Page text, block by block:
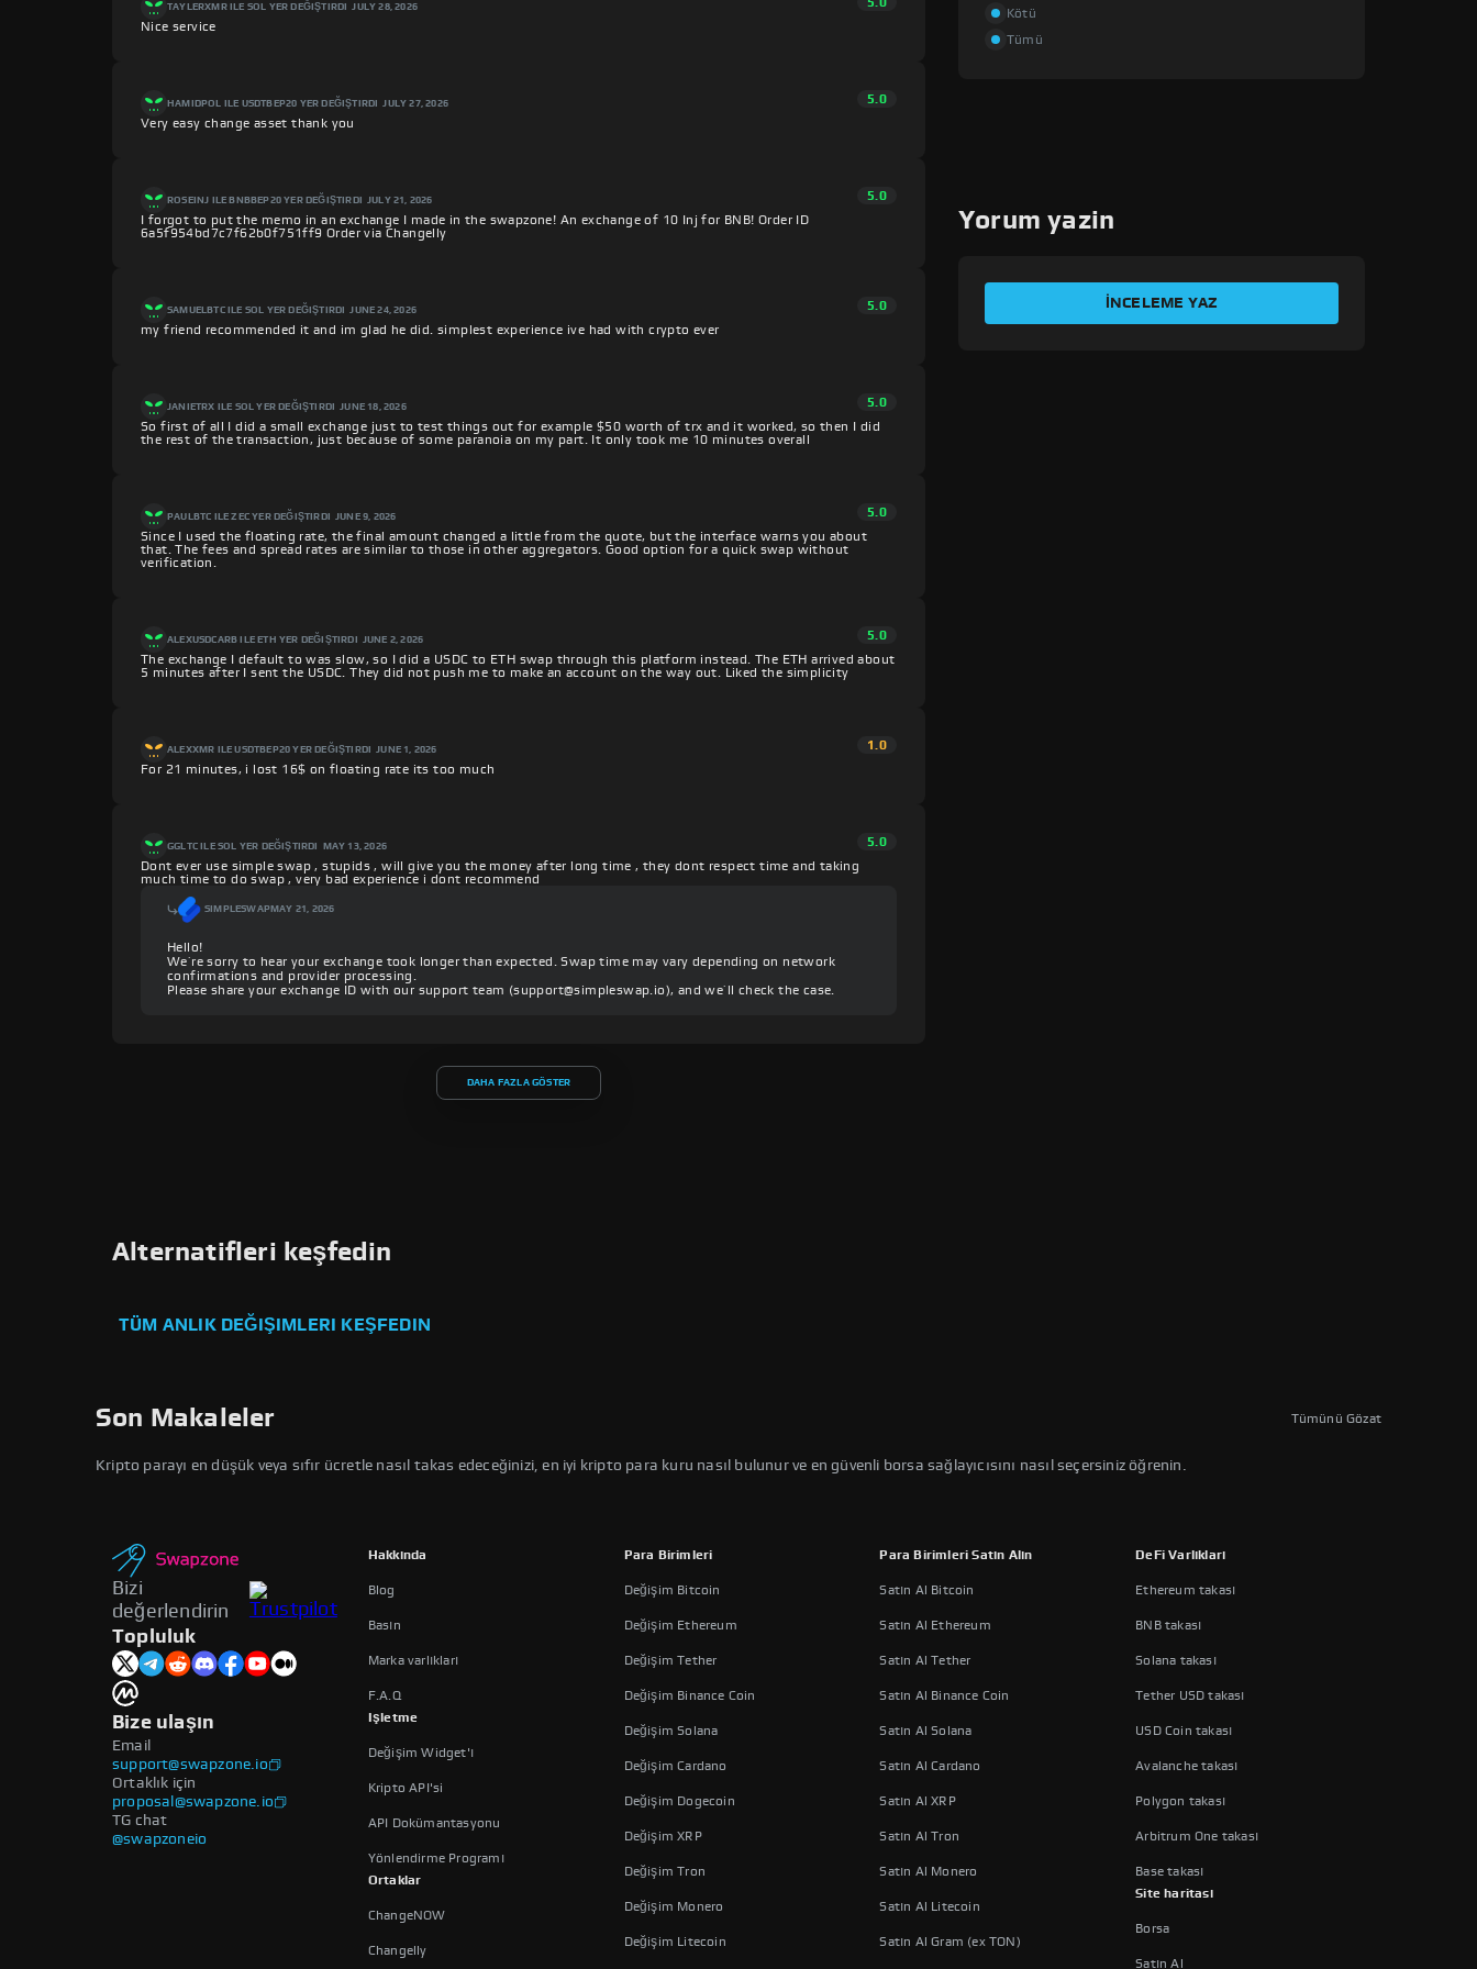
TAYLERXMR ILE SOL YER DEĞIŞTIRDI JULY 28, 2026
Nice service
HAMID POL ILE USDTBEP20 YER DEĞIŞTIRDI JULY 27, 2026
5.0
Very easy change asset thank you
ROSEINJ ILE BNBBEP20 YER DEĞIŞTIRDI JULY 21, 2026
5.0
I forgot to put the memo in an exchange I made in the swapzone! An exchange of 10 Inj for BNB! Order ID
6a5f954bd7c7f62b0f751ff9 Order via Changelly
SAMUEL BTC ILE SOL YER DEĞIŞTIRDI JUNE 24, 2026
5.0
my friend recommended it and im glad he did. simplest experience ive had with crypto ever
JANIETRX ILE SOL YER DEĞIŞTIRDI JUNE 18, 2026
5.0
So first of all I did a small exchange just to test things out for example $50 worth of trx and it worked, so then I did
the rest of the transaction, just because of some paranoia on my part. It only took me 10 minutes overall
PAUL BTC ILE ZEC YER DEĞIŞTIRDI JUNE 9, 2026
5.0
Since I used the floating rate, the final amount changed a little from the quote, but the interface warns you about
that. The fees and spread rates are similar to those in other aggregators. Good option for a quick swap without
verification.
ALEXUSDCARB ILE ETH YER DEĞIŞTIRDI JUNE 2, 2026
5.0
The exchange I default to was slow, so I did a USDC to ETH swap through this platform instead. The ETH arrived about
5 minutes after I sent the USDC. They did not push me to make an account on the way out. Liked the simplicity
ALEXXMR ILE USDTBEP20 YER DEĞIŞTIRDI JUNE 1, 2026
1.0
For 21 minutes, i lost 16$ on floating rate its too much
GG LTC ILE SOL YER DEĞIŞTIRDI MAY 13, 2026
5.0
Dont ever use simple swap , stupids , will give you the money after long time , they dont respect time and taking
much time to do swap , very bad experience i dont recommend
SIMPLESWAP MAY 21, 2026
Hello!
We’re sorry to hear your exchange took longer than expected. Swap time may vary depending on network
confirmations and provider processing.
Please share your exchange ID with our support team (support@simpleswap.io), and we’ll check the case.
DAHA FAZLA GÖSTER
Kötü
Tümü
Yorum yazin
İNCELEME YAZ
Alternatifleri keşfedin
TÜM ANLIK DEĞIŞIMLERI KEŞFEDIN
Son Makaleler Tümünü Gözat
Kripto parayı en düşük veya sıfır ücretle nasıl takas edeceğinizi, en iyi kripto para kuru nasıl bulunur ve en güvenli borsa sağlayıcısını nasıl seçersiniz öğrenin.
Bizi
değerlendirin
Topluluk
Bize ulaşın
Email
support@swapzone.io
Ortaklık için
proposal@swapzone.io
TG chat
@swapzoneio
Hakkında
Blog
Basın
Marka varlıkları
F.A.Q
Işletme
Değişim Widget'ı
Kripto API'si
API Dokümantasyonu
Yönlendirme Programı
Ortaklar
ChangeNOW
Changelly
Para Birimleri
Değişim Bitcoin
Değişim Ethereum
Değişim Tether
Değişim Binance Coin
Değişim Solana
Değişim Cardano
Değişim Dogecoin
Değişim XRP
Değişim Tron
Değişim Monero
Değişim Litecoin
Para Birimleri Satın Alın
Satın Al Bitcoin
Satın Al Ethereum
Satın Al Tether
Satın Al Binance Coin
Satın Al Solana
Satın Al Cardano
Satın Al XRP
Satın Al Tron
Satın Al Monero
Satın Al Litecoin
Satın Al Gram (ex TON)
DeFi Varlıkları
Ethereum takası
BNB takası
Solana takası
Tether USD takası
USD Coin takası
Avalanche takası
Polygon takası
Arbitrum One takası
Base takası
Site haritası
Borsa
Satın Al